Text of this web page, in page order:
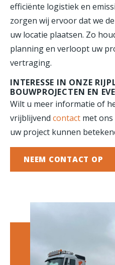
efficiënte logistiek en
zorgen wij ervoor dat we
uw locatie plaatsen. Zo
planning en verloopt uw
vertraging.
INTERESSE IN ONZE
BOUWPROJECTEN EN
Wilt u meer informatie of
vrijblijvend contact met
uw project kunnen
NEEM CONTACT OP